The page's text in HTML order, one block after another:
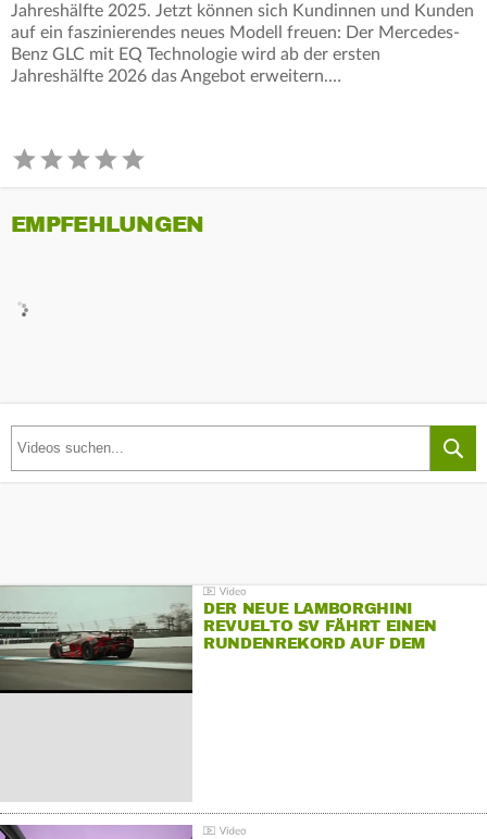
Jahreshälfte 2025. Jetzt können sich Kundinnen und Kunden
auf ein faszinierendes neues Modell freuen: Der Mercedes-
Benz GLC mit EQ Technologie wird ab der ersten
Jahreshälfte 2026 das Angebot erweitern.…
EMPFEHLUNGEN
DER NEUE LAMBORGHINI
REVUELTO SV FÄHRT EINEN
RUNDENREKORD AUF DEM